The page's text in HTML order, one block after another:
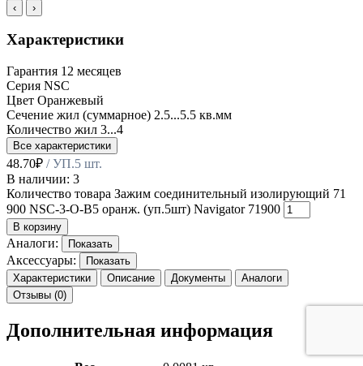
‹ ›
Характеристики
Гарантия 12 месяцев
Серия NSC
Цвет Оранжевый
Сечение жил (суммарное) 2.5...5.5 кв.мм
Количество жил 3...4
Все характеристики
48.70₽ / УП.5 шт.
В наличии: 3
Количество товара Зажим соединительный изолирующий 71
900 NSC-3-O-B5 оранж. (уп.5шт) Navigator 71900
В корзину
Аналоги: Показать
Аксессуары:
Показать
Характеристики
Описание Документы
Аналоги
Отзывы (0)
Дополнительная информация